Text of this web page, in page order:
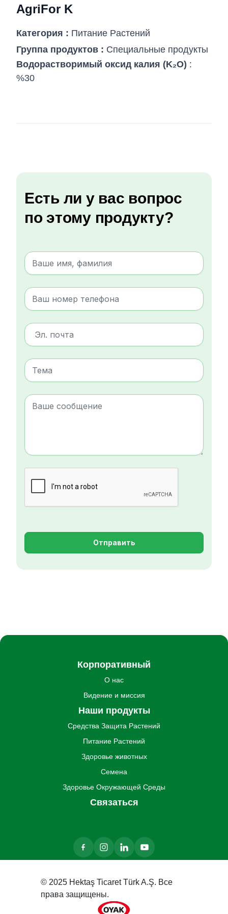
AgriFor K
Категория : Питание Pастений
Группа продуктов : Специальные продукты
Водорастворимый оксид калия (K₂O) :
%30
Есть ли у вас вопрос
по этому продукту?
Отправить
Корпоративный
О нас
Видение и миссия
Наши продукты
Средства Защита Pастений
Питание Pастений
Здоровье животных
Семена
Здоровье Oкружающей Cреды
Связаться
© 2025 Hektaş Ticaret Türk A.Ş. Все
права защищены.